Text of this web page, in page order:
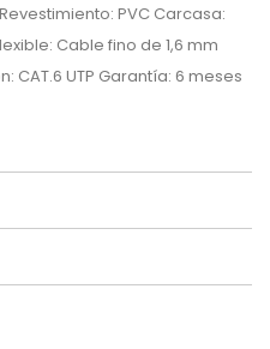
PVC Carcasa:
Cable fino de 1,6 mm
CAT.6 UTP Garantía: 6 meses